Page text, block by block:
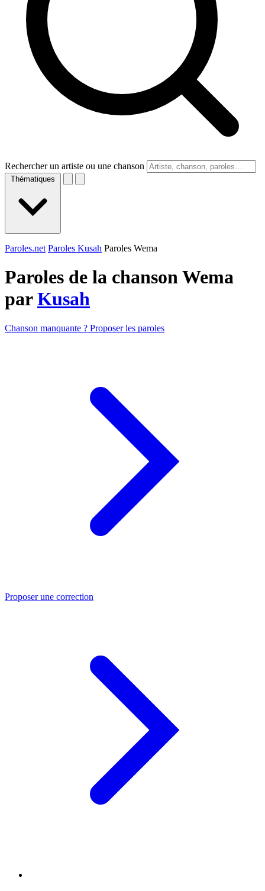
Rechercher un artiste ou une chanson
Thématiques
Paroles.net Paroles Kusah Paroles Wema
Paroles de la chanson Wema
parKusah
Chanson manquante ? Proposer les paroles
Proposer une correction